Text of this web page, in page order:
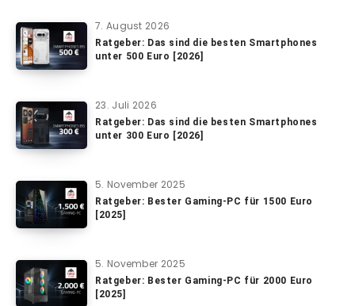
7. August 2026
Ratgeber: Das sind die besten Smartphones
unter 500 Euro [2026]
23. Juli 2026
Ratgeber: Das sind die besten Smartphones
unter 300 Euro [2026]
5. November 2025
Ratgeber: Bester Gaming-PC für 1500 Euro
[2025]
5. November 2025
Ratgeber: Bester Gaming-PC für 2000 Euro
[2025]